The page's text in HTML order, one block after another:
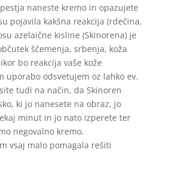
naneste kremo in opazujete
pojavila kakšna reakcija (rdečina,
azelaične kisline (Skinorena) je
ščemenja, srbenja, koža
bo reakcija vaše kože
uporabo odsvetujem oz lahko ev.
tudi na način, da Skinoren
ki jo nanesete na obraz, jo
minut in jo nato izperete ter
negovalno kremo.
vsaj malo pomagala rešiti